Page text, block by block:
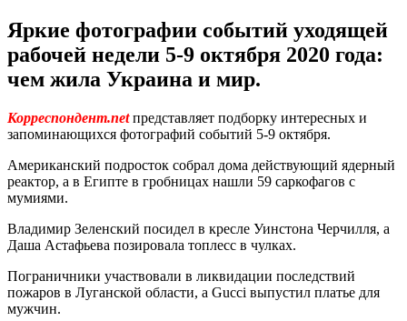
Яркие фотографии событий уходящей
рабочей недели 5-9 октября 2020 года:
чем жила Украина и мир.
Корреспондент.netпредставляет подборку интересных и
запоминающихся фотографий событий 5-9 октября.
Американский подросток собрал дома действующий ядерный
реактор, а в Египте в гробницах нашли 59 саркофагов с
мумиями.
Владимир Зеленский посидел в кресле Уинстона Черчилля, а
Даша Астафьева позировала топлесс в чулках.
Пограничники участвовали в ликвидации последствий
пожаров в Луганской области, а Gucci выпустил платье для
мужчин.